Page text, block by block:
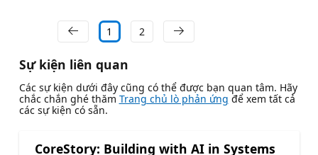
1 2
Sự kiện liên quan
Các sự kiện dưới đây cũng có thể được bạn quan tâm. Hãy
chắc chắn ghé thăm Trang chủ lò phản ứng để xem tất cả
các sự kiện có sẵn.
CoreStory: Building with AI in Systems